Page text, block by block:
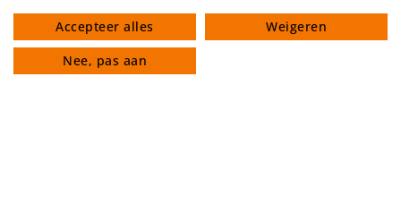
Volg ons
Accepteer alles
Weigeren
Nee, pas aan